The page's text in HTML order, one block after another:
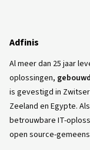
Adfinis
Al meer dan 25 jaar
oplossingen,
is gevestigd in
Zeeland en Egypte.
betrouwbare IT-
open source-